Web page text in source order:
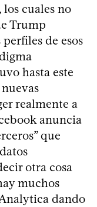
cuales no
Trump
de esos
hasta este
realmente a
anuncia
que
otra cosa
muchos
dando